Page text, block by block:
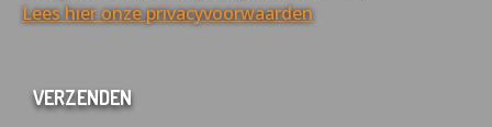
Lees hier onze privacyvoorwaarden